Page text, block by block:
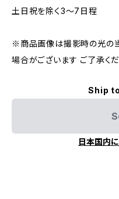
土日祝を除く3～7日程
※商品画像は撮影時の光の
場合がございます ご了承く
Ship
日本国内